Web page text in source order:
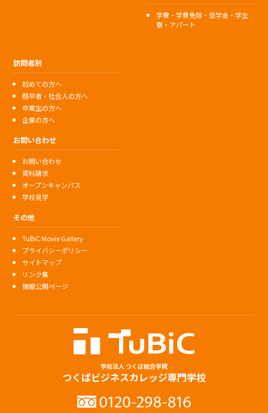
学費・学費免除・奨学金・学生
寮・アパート
訪問者別
初めての方へ
既卒者・社会人の方へ
卒業生の方へ
企業の方へ
お問い合わせ
お問い合わせ
資料請求
オープンキャンパス
学校見学
その他
TuBiC Movie Gallery
プライバシーポリシー
サイトマップ
リンク集
情報公開ページ
学校法人 つくば総合学院
つくばビジネスカレッジ専門学校